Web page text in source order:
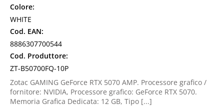
Colore:
WHITE
Cod. EAN:
8886307700544
Cod. Produttore:
ZT-B50700FQ-10P
Zotac GAMING GeForce RTX 5070 AMP. Processore grafico /
fornitore: NVIDIA, Processore grafico: GeForce RTX 5070.
Memoria Grafica Dedicata: 12 GB, Tipo [...]